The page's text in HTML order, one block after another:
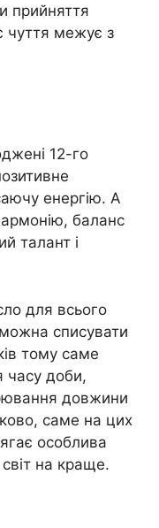
прийняття
чуття межує з
12-го
енергію. А
баланс
талант і
для всього
списувати
тому саме
часу доби,
довжини
саме на цих
особлива
на краще.